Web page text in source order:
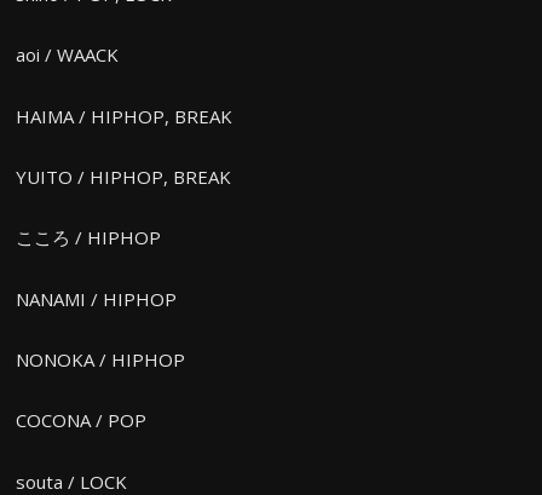
aoi / WAACK
HAIMA / HIPHOP, BREAK
YUITO / HIPHOP, BREAK
こころ / HIPHOP
NANAMI / HIPHOP
NONOKA / HIPHOP
COCONA / POP
souta / LOCK